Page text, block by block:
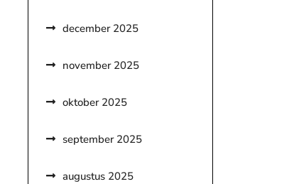
december 2025
november 2025
oktober 2025
september 2025
augustus 2025